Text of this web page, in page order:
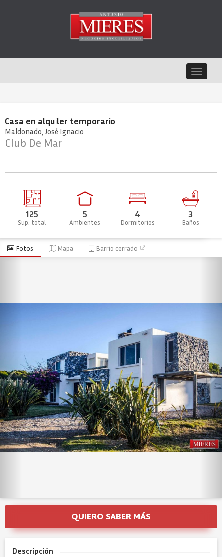
Toggle
Casa en alquiler temporario
Maldonado José Ignacio
Club De Mar
125
Sup. total
5
Ambientes
4
Dormitorios
3
Baños
Fotos Mapa Barrio cerrado
QUIERO SABER MÁS
Descripción